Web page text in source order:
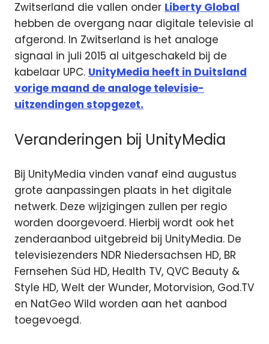
Zwitserland die vallen onder Liberty Global
hebben de overgang naar digitale televisie al
afgerond. In Zwitserland is het analoge
signaal in juli 2015 al uitgeschakeld bij de
kabelaar UPC. UnityMedia heeft in Duitsland
vorige maand de analoge televisie-
uitzendingen stopgezet.
Veranderingen bij UnityMedia
Bij UnityMedia vinden vanaf eind augustus
grote aanpassingen plaats in het digitale
netwerk. Deze wijzigingen zullen per regio
worden doorgevoerd. Hierbij wordt ook het
zenderaanbod uitgebreid bij UnityMedia. De
televisiezenders NDR Niedersachsen HD, BR
Fernsehen Süd HD, Health TV, QVC Beauty &
Style HD, Welt der Wunder, Motorvision, God.TV
en NatGeo Wild worden aan het aanbod
toegevoegd.